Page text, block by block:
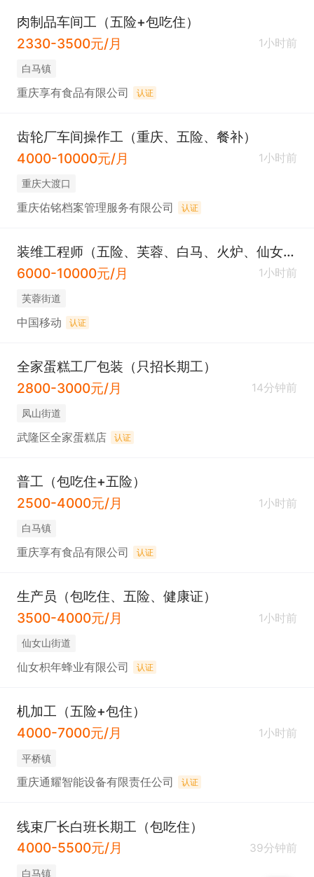
肉制品车间工（五险+包吃住）
2330-3500元/月
1小时前
白马镇
重庆享有食品有限公司 认证
齿轮厂车间操作工（重庆、五险、餐补）
4000-10000元/月
1小时前
重庆大渡口
重庆佑铭档案管理服务有限公司 认证
装维工程师（五险、芙蓉、白马、火炉、仙女山街道、土地、接龙、和顺、兴顺）
6000-10000元/月
1小时前
芙蓉街道
中国移动 认证
全家蛋糕工厂包装（只招长期工）
2800-3000元/月
14分钟前
凤山街道
武隆区全家蛋糕店 认证
普工（包吃住+五险）
2500-4000元/月
1小时前
白马镇
重庆享有食品有限公司 认证
生产员（包吃住、五险、健康证）
3500-4000元/月
1小时前
仙女山街道
仙女枳年蜂业有限公司 认证
机加工（五险+包住）
4000-7000元/月
1小时前
平桥镇
重庆通耀智能设备有限责任公司 认证
线束厂长白班长期工（包吃住）
4000-5500元/月
39分钟前
白马镇